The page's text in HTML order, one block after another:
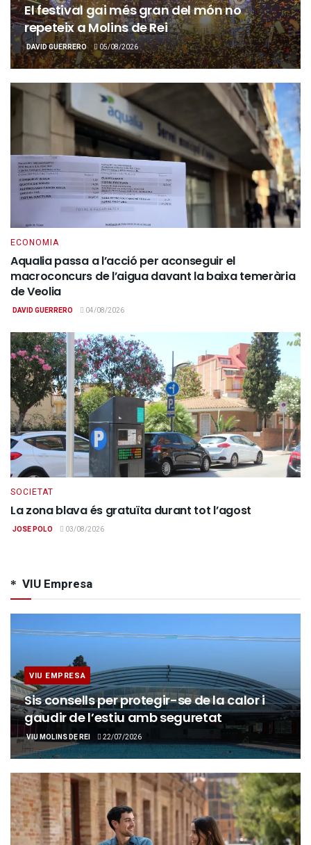
El festival gai més gran del món no
repeteix a Molins de Rei
DAVID GUERRERO 05/08/2026
ECONOMIA
Aqualia passa a l’acció per aconseguir el
macroconcurs de l’aigua davant la baixa temerària
de Veolia
DAVID GUERRERO 04/08/2026
SOCIETAT
La zona blava és gratuïta durant tot l’agost
JOSE POLO 03/08/2026
VIU Empresa
VIU EMPRESA
Sis consells per protegir-se de la calor i
gaudir de l’estiu amb seguretat
VIU MOLINS DE REI 22/07/2026